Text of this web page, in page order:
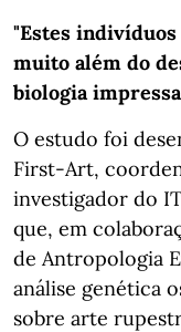
"Estes
muito além do
biologia
O estudo foi
First-Art,
investigador do
que, em
de Antropologia
análise genética
sobre arte